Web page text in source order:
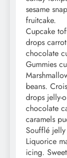
sesame
fruitcake.
Cupcake
drops
chocolate
Gummies
beans.
drops jelly-
chocolate
caramels
Soufflé
Liquorice
icing.